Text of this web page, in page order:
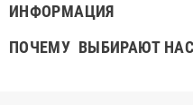
ИНФОРМАЦИЯ
ПОЧЕМУ ВЫБИРАЮТ НАС